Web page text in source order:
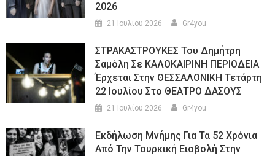
2026
21 Ιουλίου 2026 Gr4you
ΣΤΡΑΚΑΣΤΡΟΥΚΕΣ Του Δημήτρη
Σαμόλη Σε ΚΑΛΟΚΑΙΡΙΝΗ ΠΕΡΙΟΔΕΙΑ
Έρχεται Στην ΘΕΣΣΑΛΟΝΙΚΗ Τετάρτη
22 Ιουλίου Στο ΘΕΑΤΡΟ ΔΑΣΟΥΣ
21 Ιουλίου 2026 Gr4you
Εκδήλωση Μνήμης Για Τα 52 Χρόνια
Από Την Τουρκική Εισβολή Στην